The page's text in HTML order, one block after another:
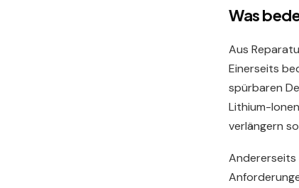
Was
Aus
Einerseits
spürbaren
Lithium-
verlängern
Andererseits